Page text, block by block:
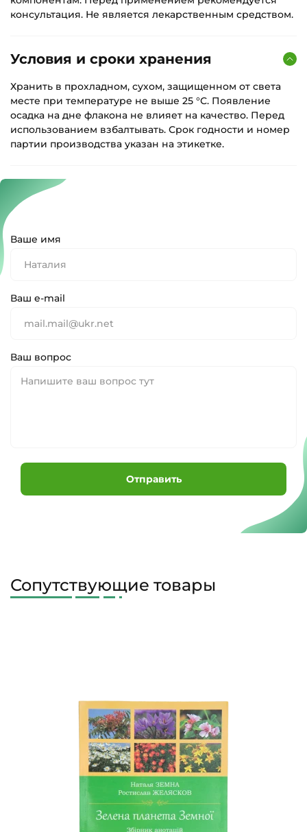
консультация. Не является лекарственным средством.
Условия и сроки хранения
Хранить в прохладном, сухом, защищенном от света
месте при температуре не выше 25 °С. Появление
осадка на дне флакона не влияет на качество. Перед
использованием взбалтывать. Срок годности и номер
партии производства указан на этикетке.
Ваше имя
Ваш e-mail
Ваш вопрос
Отправить
Сопутствующие товары